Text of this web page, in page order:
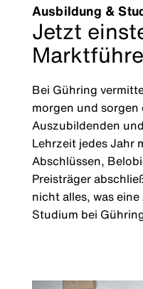
Ausbildung &
Jetzt
Bei Gühring
morgen und sorgen
Auszubildenden
Lehrzeit jedes Jahr
Abschlüssen,
Preisträger
nicht alles, was
Studium bei